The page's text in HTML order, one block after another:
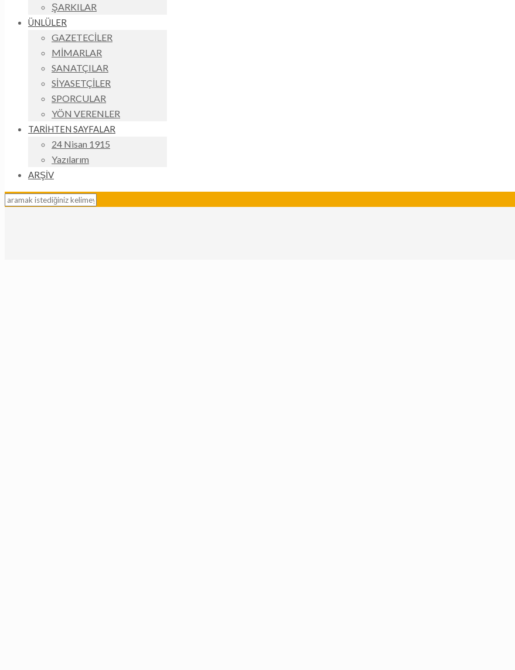
ŞARKILAR
ÜNLÜLER
GAZETECİLER
MİMARLAR
SANATÇILAR
SİYASETÇİLER
SPORCULAR
YÖN VERENLER
TARİHTEN SAYFALAR
24 Nisan 1915
Yazılarım
ARŞİV